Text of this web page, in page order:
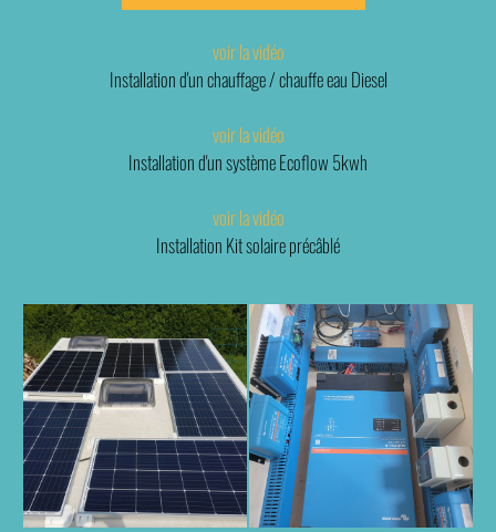
voir la vidéo
Installation d'un chauffage / chauffe eau Diesel
voir la vidéo
Installation d'un système Ecoflow 5kwh
voir la vidéo
Installation Kit solaire précâblé